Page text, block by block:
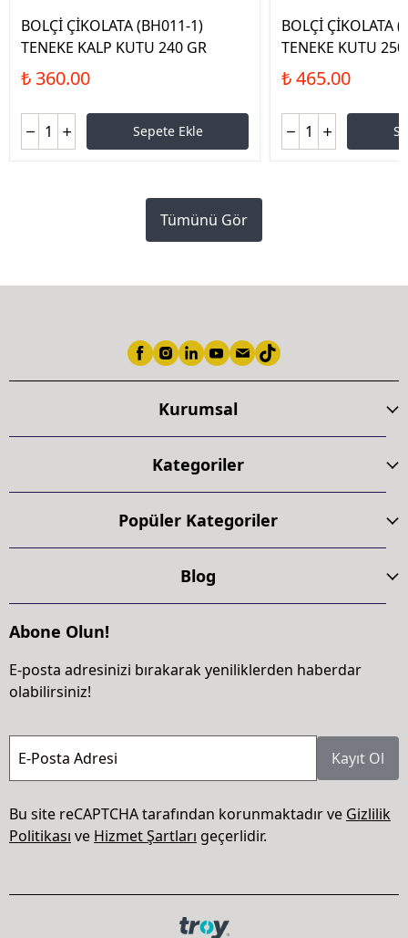
BOLÇİ ÇİKOLATA (BH011-1)
TENEKE KALP KUTU 240 GR
₺ 360.00
Sepete Ekle
BOLÇİ ÇİKOLATA
TENEKE KUTU
₺ 465.00
Tümünü Gör
Kurumsal
Kategoriler
Popüler Kategoriler
Blog
Abone Olun!
E-posta adresinizi bırakarak yeniliklerden haberdar
olabilirsiniz!
E-Posta Adresi Kayıt Ol
Bu site reCAPTCHA tarafından korunmaktadır ve Gizlilik
Politikası ve Hizmet Şartları geçerlidir.